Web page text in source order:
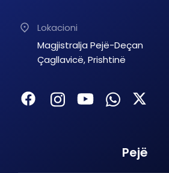
Lokacioni
Magjistralja Pejë-Deçan
Çagllavicë, Prishtinë
Pejë